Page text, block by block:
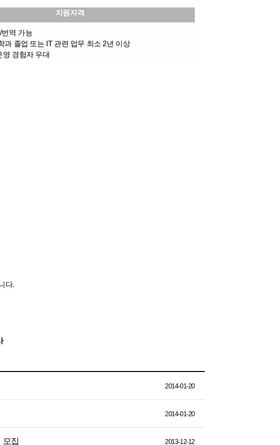
지원자격
역 가능
과 졸업 또는 IT 관련 업무 최소 2년 이상
영 경험자 우대
다.
2014-01-20
2014-01-20
모집 2013-12-12